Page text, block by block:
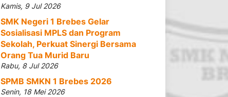
Kamis, 9 Jul 2026
SMK Negeri 1 Brebes Gelar
Sosialisasi MPLS dan Program
Sekolah, Perkuat Sinergi Bersama
Orang Tua Murid Baru
Rabu, 8 Jul 2026
SPMB SMKN 1 Brebes 2026
Senin, 18 Mei 2026